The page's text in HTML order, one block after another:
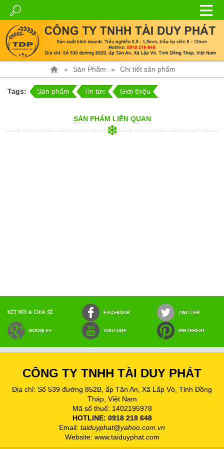
Sản Phẩm Chi tiết sản phẩm
Tags: Sản phẩm Tin tức Giới thiệu
SẢN PHẨM LIÊN QUAN
KẾT NỐI & CHIA SẺ FACEBOOK TWITTER
GOOGLE+ YOUTUBE PINTEREST
CÔNG TY TNHH TÀI DUY PHÁT
Địa chỉ: Số 539 đường 852B, ấp Tân An, Xã Lấp Vò, Tỉnh Đồng
Tháp, Việt Nam
Mã số thuế: 1402195978
HOTLINE: 0918 218 648
Email: taiduyphat@yahoo.com.vn
Website: www.taiduyphat.com